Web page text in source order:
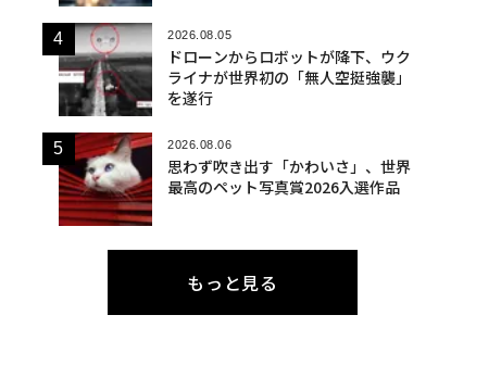
2026.08.05
ドローンからロボットが降下、ウク
ライナが世界初の「無人空挺強襲」
を遂行
2026.08.06
思わず吹き出す「かわいさ」、世界
最高のペット写真賞2026入選作品
もっと見る